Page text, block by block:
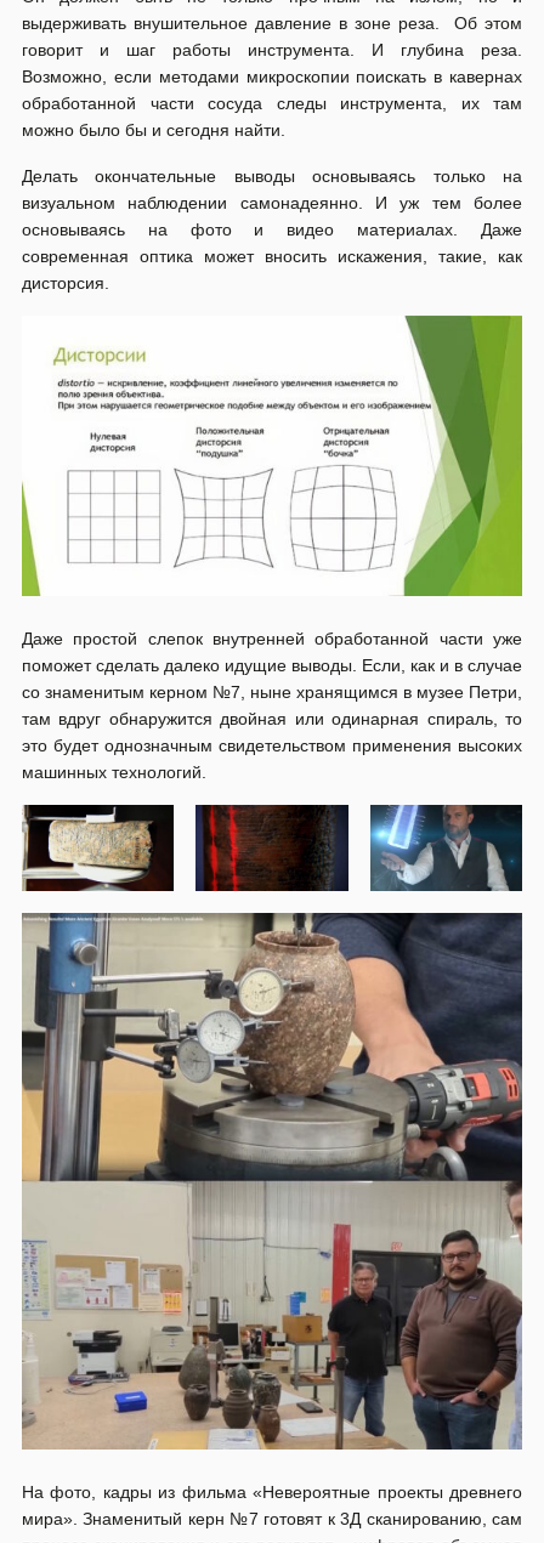
выдерживать внушительное давление в зоне реза. Об этом
говорит и шаг работы инструмента. И глубина реза.
Возможно, если методами микроскопии поискать в кавернах
обработанной части сосуда следы инструмента, их там
можно было бы и сегодня найти.
Делать окончательные выводы основываясь только на
визуальном наблюдении самонадеянно. И уж тем более
основываясь на фото и видео материалах. Даже
современная оптика может вносить искажения, такие, как
дисторсия.
Даже простой слепок внутренней обработанной части уже
поможет сделать далеко идущие выводы. Если, как и в случае
со знаменитым керном №7, ныне хранящимся в музее Петри,
там вдруг обнаружится двойная или одинарная спираль, то
это будет однозначным свидетельством применения высоких
машинных технологий.
На фото, кадры из фильма «Невероятные проекты древнего
мира». Знаменитый керн №7 готовят к 3Д сканированию, сам